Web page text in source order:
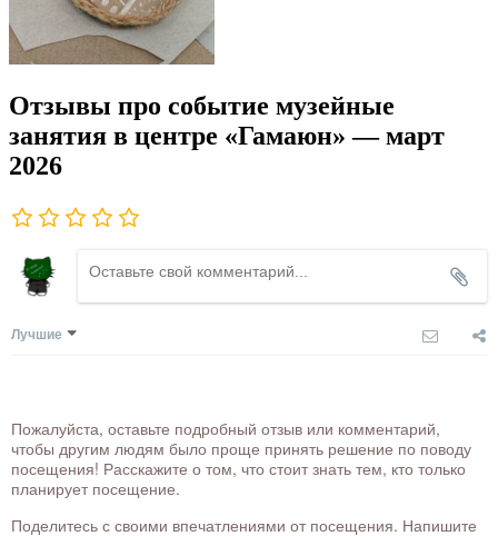
Отзывы про событие музейные
занятия в центре «Гамаюн» — март
2026
Лучшие
Пожалуйста, оставьте подробный отзыв или комментарий,
чтобы другим людям было проще принять решение по поводу
посещения! Расскажите о том, что стоит знать тем, кто только
планирует посещение.
Поделитесь с своими впечатлениями от посещения. Напишите